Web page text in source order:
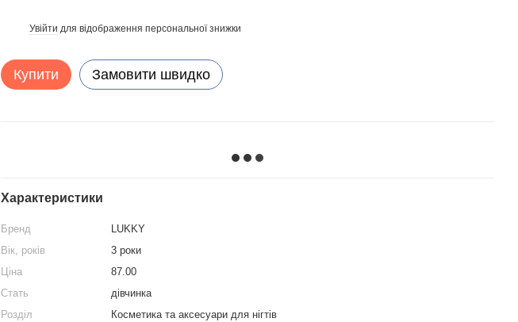
Увійти для відображення персональної знижки
Купити Замовити швидко
Характеристики
Бренд
LUKKY
Вік, років
3 роки
Ціна
87.00
Стать
дівчинка
Розділ
Косметика та аксесуари для нігтів